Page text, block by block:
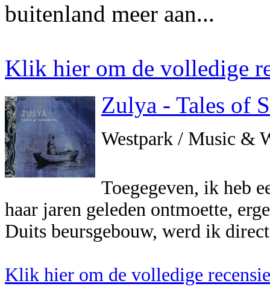
buitenland meer aan...
Klik hier om de volledige
Zulya - Tales of
Westpark / Music &
Toegegeven, ik heb
haar jaren geleden ontmoette,
Duits beursgebouw, werd ik
Klik hier om de volledige